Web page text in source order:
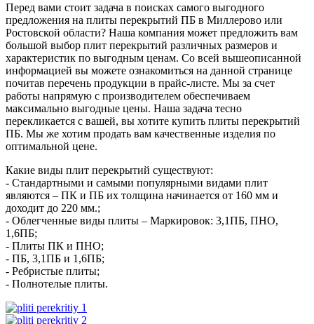
Перед вами стоит задача в поисках самого выгодного
предложения на плиты перекрытий ПБ в Миллерово или
Ростовской области? Наша компания может предложить вам
большой выбор плит перекрытий различных размеров и
характеристик по выгодным ценам. Со всей вышеописанной
информацией вы можете ознакомиться на данной странице
почитав перечень продукции в прайс-листе. Мы за счет
работы напрямую с производителем обеспечиваем
максимально выгодные цены. Наша задача тесно
перекликается с вашей, вы хотите купить плиты перекрытий
ПБ. Мы же хотим продать вам качественные изделия по
оптимальной цене.
Какие виды плит перекрытий существуют:
- Стандартными и самыми популярными видами плит
являются – ПК и ПБ их толщина начинается от 160 мм и
доходит до 220 мм.;
- Облегченные виды плиты – Маркировок: 3,1ПБ, ПНО,
1,6ПБ;
- Плиты ПК и ПНО;
- ПБ, 3,1ПБ и 1,6ПБ;
- Ребристые плиты;
- Полнотелые плиты.